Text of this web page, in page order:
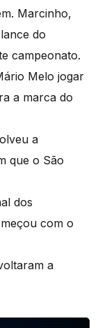
Marcinho,
do
campeonato.
Melo jogar
a marca do
a
que o São
dos
com o
a